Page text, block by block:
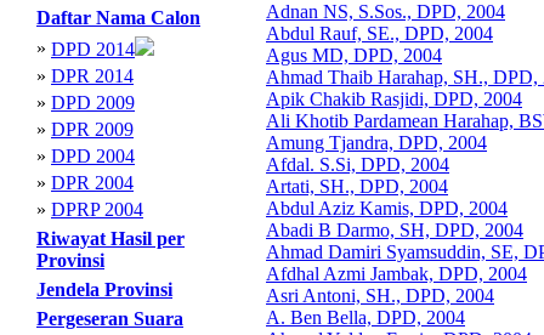
Daftar Nama Calon
» DPD 2014
» DPR 2014
» DPD 2009
» DPR 2009
» DPD 2004
» DPR 2004
» DPRP 2004
Riwayat Hasil per
Provinsi
Jendela Provinsi
Pergeseran Suara
Adnan NS, S.Sos., DPD, 2004
Abdul Rauf, SE., DPD, 2004
Agus MD, DPD, 2004
Ahmad Thaib Harahap, SH., DPD,
Apik Chakib Rasjidi, DPD, 2004
Ali Khotib Pardamean Harahap,
Amung Tjandra, DPD, 2004
Afdal. S.Si, DPD, 2004
Artati, SH., DPD, 2004
Abdul Aziz Kamis, DPD, 2004
Abadi B Darmo, SH, DPD, 2004
Ahmad Damiri Syamsuddin, SE,
Afdhal Azmi Jambak, DPD, 2004
Asri Antoni, SH., DPD, 2004
A. Ben Bella, DPD, 2004